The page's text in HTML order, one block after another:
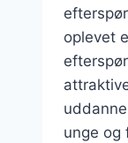
oplevet
unge og